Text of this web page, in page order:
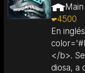
4500
En
</b>.
diosa, a